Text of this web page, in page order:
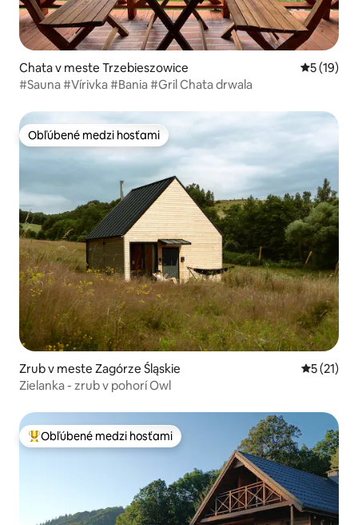
Chata v meste Trzebieszowice
5 (19)
#Sauna #Vírivka #Bania #Gril Chata drwala
Obľúbené medzi hosťami
Obľúbené medzi hosťami
Zrub v meste Zagórze Śląskie
5 (21)
Zielanka - zrub v pohorí Owl
Najobľúbenejšie medzi hosťami
Obľúbené medzi hosťami